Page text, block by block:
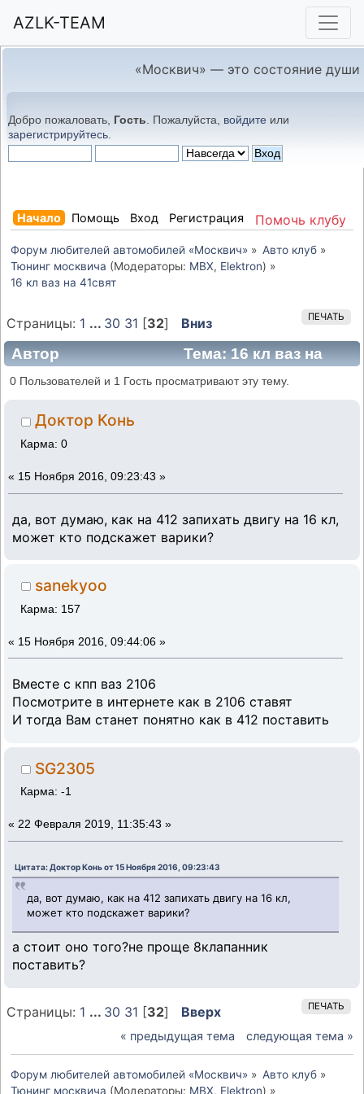
AZLK-TEAM
«Москвич» — это состояние души
Добро пожаловать, Гость . Пожалуйста, войдите или
зарегистрируйтесь
Помочь клубу
Начало Помощь Вход Регистрация
Форум любителей автомобилей «Москвич» » Авто клуб»
Тюнинг москвича (Модераторы: MBX, Elektron) »
16 кл ваз на 41свят
ПЕЧАТЬ
Страницы: 1 ... 30 31 [32] Вниз
Автор
Тема: 16 кл ваз на
41свят (Прочитано 233129 раз)
0 Пользователей и 1 Гость просматривают эту тему.
Доктор Конь
Карма: 0
« 15 Ноября 2016, 09:23:43 »
да, вот думаю, как на 412 запихать двигу на 16 кл,
может кто подскажет варики?
sanekyoo
Карма: 157
« 15 Ноября 2016, 09:44:06 »
Вместе с кпп ваз 2106
Посмотрите в интернете как в 2106 ставят
И тогда Вам станет понятно как в 412 поставить
SG2305
Карма: -1
« 22 Февраля 2019, 11:35:43 »
Цитата: Доктор Конь от 15 Ноября 2016, 09:23:43
да, вот думаю, как на 412 запихать двигу на 16 кл,
может кто подскажет варики?
а стоит оно того?не проще 8клапанник
поставить?
ПЕЧАТЬ
Страницы: 1 ... 30 31 [32] Вверх
« предыдущая тема следующая тема »
Форум любителей автомобилей «Москвич» » Авто клуб»
Тюнинг москвича (Модераторы: MBX, Elektron) »